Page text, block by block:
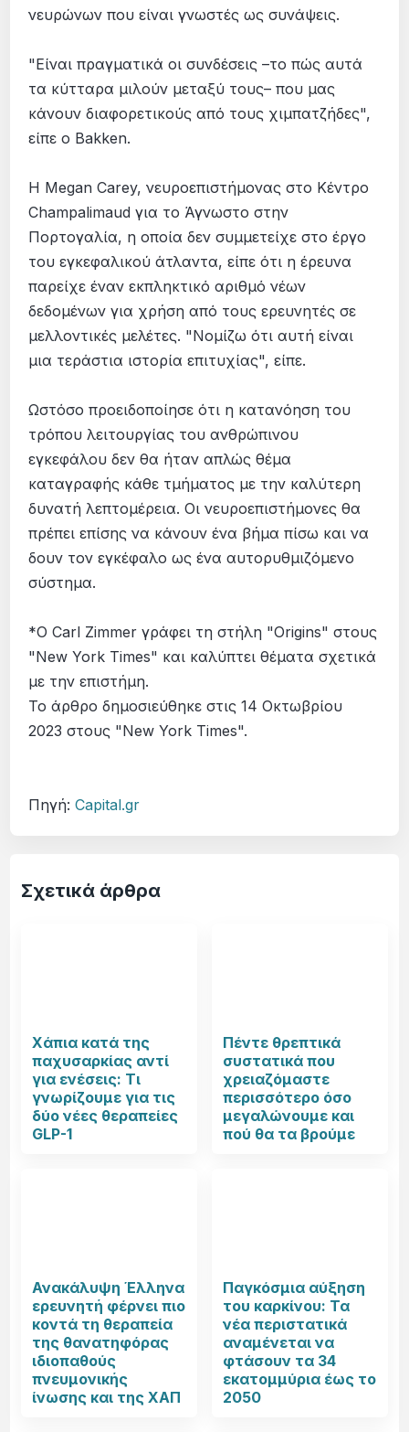
νευρώνων που είναι γνωστές ως συνάψεις.
"Είναι πραγµατικά οι συνδέσεις –το πώς αυτά
τα κύτταρα µιλούν µεταξύ τους– που µας
κάνουν διαφορετικούς από τους χιµπατζήδες",
είπε ο Bakken.
Η Megan Carey, νευροεπιστήµονας στο Κέντρο
Champalimaud για το Άγνωστο στην
Πορτογαλία, η οποία δεν συµµετείχε στο έργο
του εγκεφαλικού άτλαντα, είπε ότι η έρευνα
παρείχε έναν εκπληκτικό αριθµό νέων
δεδοµένων για χρήση από τους ερευνητές σε
µελλοντικές µελέτες. "Νοµίζω ότι αυτή είναι
µια τεράστια ιστορία επιτυχίας", είπε.
Ωστόσο προειδοποίησε ότι η κατανόηση του
τρόπου λειτουργίας του ανθρώπινου
εγκεφάλου δεν θα ήταν απλώς θέµα
καταγραφής κάθε τµήµατος µε την καλύτερη
δυνατή λεπτοµέρεια. Οι νευροεπιστήµονες θα
πρέπει επίσης να κάνουν ένα βήµα πίσω και να
δουν τον εγκέφαλο ως ένα αυτορυθµιζόµενο
σύστηµα.
*Ο Carl Zimmer γράφει τη στήλη "Origins" στους
"New York Times" και καλύπτει θέµατα σχετικά
µε την επιστήµη.
Το άρθρο δηµοσιεύθηκε στις 14 Οκτωβρίου
2023 στους "New York Times".
Πηγή:Capital.gr
Σχετικά άρθρα
Χάπια κατά της
παχυσαρκίας αντί
για ενέσεις: Τι
γνωρίζουμε για τις
δύο νέες θεραπείες
GLP-1
Πέντε θρεπτικά
συστατικά που
χρειαζόμαστε
περισσότερο όσο
μεγαλώνουμε και
πού θα τα βρούμε
Ανακάλυψη Έλληνα
ερευνητή φέρνει πιο
κοντά τη θεραπεία
της θανατηφόρας
ιδιοπαθούς
πνευμονικής
ίνωσης και της ΧΑΠ
Παγκόσμια αύξηση
του καρκίνου: Τα
νέα περιστατικά
αναμένεται να
φτάσουν τα 34
εκατομμύρια έως το
2050